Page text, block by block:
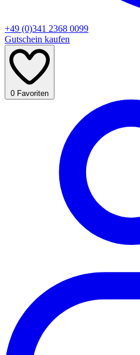
+49 (0)341 2368 0099
Gutschein kaufen
0 Favoriten